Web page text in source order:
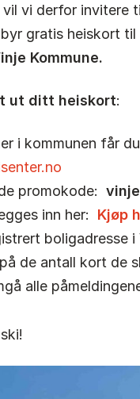
vi derfor invitere
gratis heiskort til
Kommune.
ut ditt heiskort:
i kommunen får
promokode:
inn her: Kjøp
boligadresse
de antall kort de
alle